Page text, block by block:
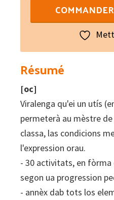
de
Jòcs
de
mots
en
occitan
Résumé
[oc]
Viralenga qu'ei un utís
permeterà au mèstre de
classa, las condicions
l'expression orau.
- 30 activitats, en fòrma
segon ua progression
- annèx dab tots los